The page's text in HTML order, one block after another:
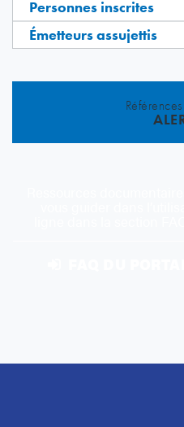
Personnes inscrites
Émetteurs assujettis